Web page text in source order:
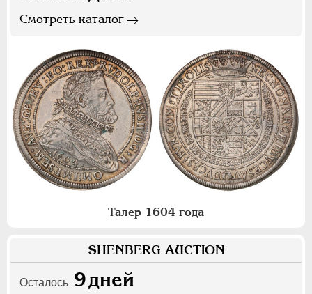
Смотреть каталог
Талер 1604 года
SHENBERG AUCTION
Осталось 9дней